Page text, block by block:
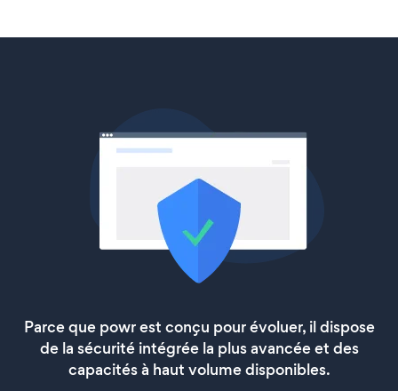
Parce que powr est conçu pour évoluer, il dispose
de la sécurité intégrée la plus avancée et des
capacités à haut volume disponibles.